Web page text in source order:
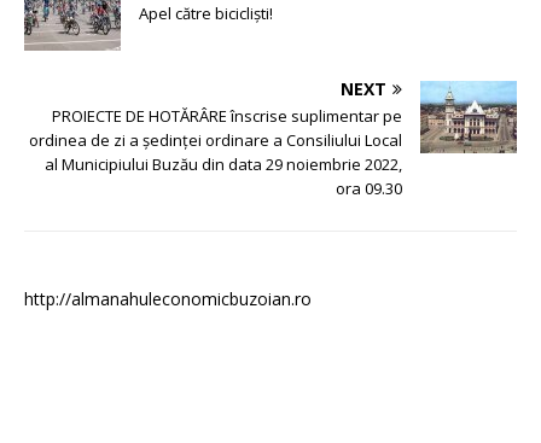
Apel către bicicliști!
NEXT
PROIECTE DE HOTĂRÂRE înscrise suplimentar pe
ordinea de zi a şedinţei ordinare a Consiliului Local
al Municipiului Buzău din data 29 noiembrie 2022,
ora 09.30
http://almanahuleconomicbuzoian.ro